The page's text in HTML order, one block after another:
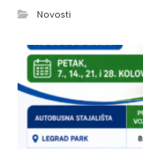
Novosti